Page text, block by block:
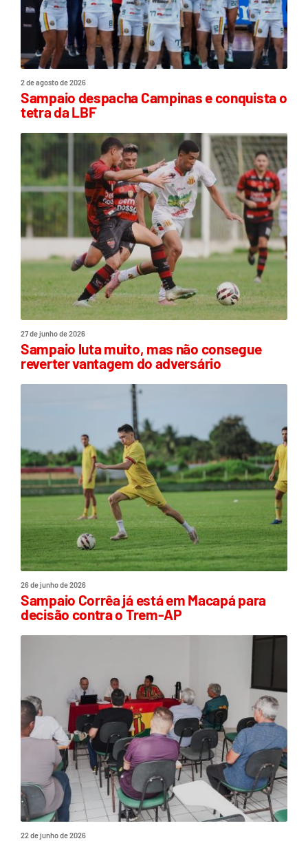
2 de agosto de 2026
Sampaio despacha Campinas e conquista o
tetra da LBF
27 de junho de 2026
Sampaio luta muito, mas não consegue
reverter vantagem do adversário
26 de junho de 2026
Sampaio Corrêa já está em Macapá para
decisão contra o Trem-AP
22 de junho de 2026